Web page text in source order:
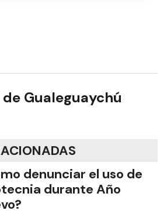
de Gualeguaychú
denunciar el uso de
durante Año